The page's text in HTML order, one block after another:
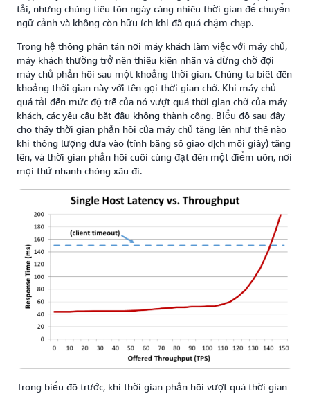
tải, nhưng chúng tiêu tốn ngày càng nhiều thời gian để chuyển
ngữ cảnh và không còn hữu ích khi đã quá chậm chạp.
Trong hệ thống phân tán nơi máy khách làm việc với máy chủ,
máy khách thường trở nên thiếu kiến nhẫn và dừng chờ đợi
máy chủ phản hồi sau một khoảng thời gian. Chúng ta biết đến
khoảng thời gian này với tên gọi thời gian chờ. Khi máy chủ
quá tải đến mức độ trễ của nó vượt quá thời gian chờ của máy
khách, các yêu cầu bắt đầu không thành công. Biểu đồ sau đây
cho thấy thời gian phản hồi của máy chủ tăng lên như thế nào
khi thông lượng đưa vào (tính bằng số giao dịch mỗi giây) tăng
lên, và thời gian phản hồi cuối cùng đạt đến một điểm uốn, nơi
mọi thứ nhanh chóng xấu đi.
Trong biểu đồ trước, khi thời gian phản hồi vượt quá thời gian